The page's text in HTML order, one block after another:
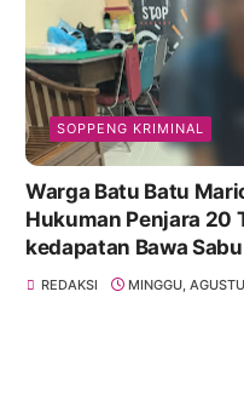
SOPPENG KRIMINAL
Warga Batu Batu
Hukuman Penjara 20
kedapatan Bawa
REDAKSI MINGGU,